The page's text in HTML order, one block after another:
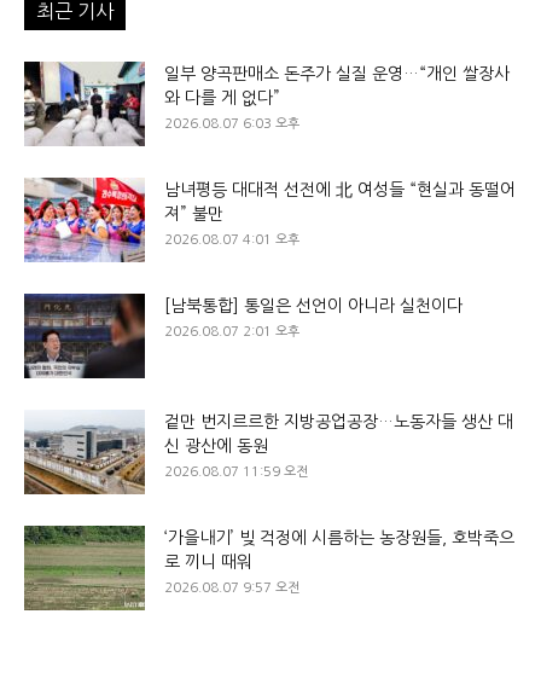
최근 기사
일부 양곡판매소 돈주가 실질 운영…“개인 쌀장사
와 다를 게 없다”
2026.08.07 6:03 오후
남녀평등 대대적 선전에 北 여성들 “현실과 동떨어
져” 불만
2026.08.07 4:01 오후
[남북통합] 통일은 선언이 아니라 실천이다
2026.08.07 2:01 오후
겉만 번지르르한 지방공업공장…노동자들 생산 대
신 광산에 동원
2026.08.07 11:59 오전
‘가을내기’ 빚 걱정에 시름하는 농장원들, 호박죽으
로 끼니 때워
2026.08.07 9:57 오전